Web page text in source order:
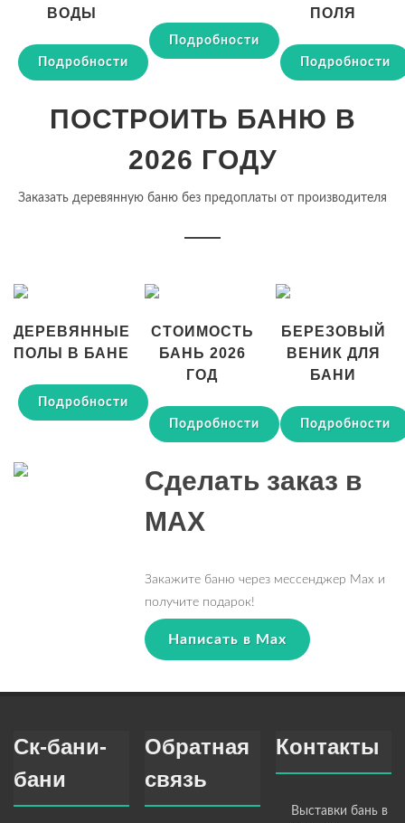
ВОДЫ
Подробности
Подробности
ПОЛЯ
Подробности
ПОСТРОИТЬ БАНЮ В
2026 ГОДУ
Заказать деревянную баню без предоплаты от производителя
ДЕРЕВЯННЫЕ
ПОЛЫ В БАНЕ
Подробности
СТОИМОСТЬ
БАНЬ 2026
ГОД
Подробности
БЕРЕЗОВЫЙ
ВЕНИК ДЛЯ
БАНИ
Подробности
Сделать заказ в
MAX
Закажите баню через мессенджер Max и
получите подарок!
Написать в Max
Ск-бани-
бани
Обратная
связь
Контакты
Выставки бань в